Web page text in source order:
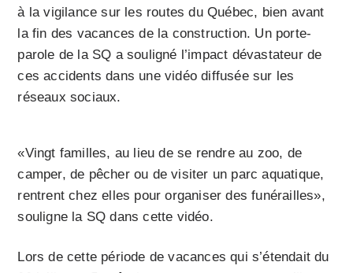
à la vigilance sur les routes du Québec, bien avant
la fin des vacances de la construction. Un porte-
parole de la SQ a souligné l’impact dévastateur de
ces accidents dans une vidéo diffusée sur les
réseaux sociaux.
«Vingt familles, au lieu de se rendre au zoo, de
camper, de pêcher ou de visiter un parc aquatique,
rentrent chez elles pour organiser des funérailles»,
souligne la SQ dans cette vidéo.
Lors de cette période de vacances qui s’étendait du